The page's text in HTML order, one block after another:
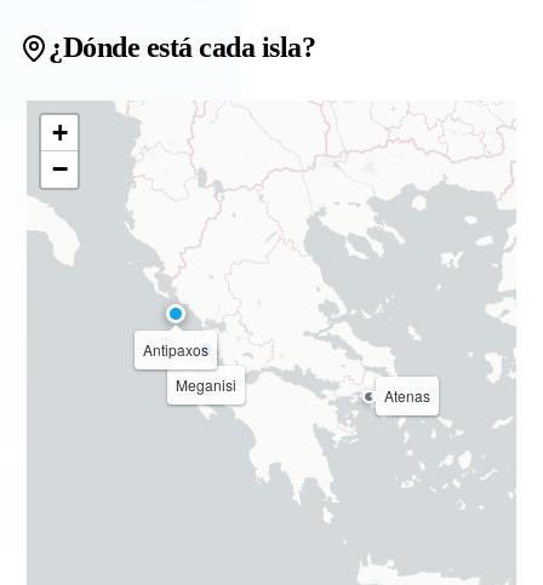
¿Dónde está cada isla?
Meganisi
Antipaxos
Atenas
+
−